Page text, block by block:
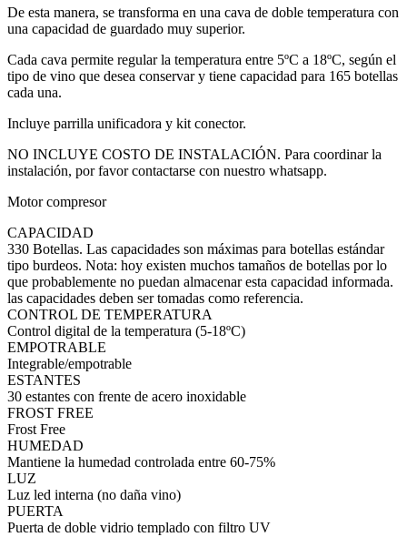
De esta manera, se transforma en una cava de doble temperatura con
una capacidad de guardado muy superior.
Cada cava permite regular la temperatura entre 5ºC a 18ºC, según el
tipo de vino que desea conservar y tiene capacidad para 165 botellas
cada una.
Incluye parrilla unificadora y kit conector.
NO INCLUYE COSTO DE INSTALACIÓN. Para coordinar la
instalación, por favor contactarse con nuestro whatsapp.
Motor compresor
CAPACIDAD
330 Botellas. Las capacidades son máximas para botellas estándar
tipo burdeos. Nota: hoy existen muchos tamaños de botellas por lo
que probablemente no puedan almacenar esta capacidad informada.
las capacidades deben ser tomadas como referencia.
CONTROL DE TEMPERATURA
Control digital de la temperatura (5-18ºC)
EMPOTRABLE
Integrable/empotrable
ESTANTES
30 estantes con frente de acero inoxidable
FROST FREE
Frost Free
HUMEDAD
Mantiene la humedad controlada entre 60-75%
LUZ
Luz led interna (no daña vino)
PUERTA
Puerta de doble vidrio templado con filtro UV